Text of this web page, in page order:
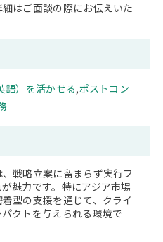
はご面談の際にお伝えいた
語）を活かせる,ポストコン
戦略立案に留まらず実行フ
魅力です。特にアジア市場
型の支援を通じて、クライ
クトを与えられる環境で